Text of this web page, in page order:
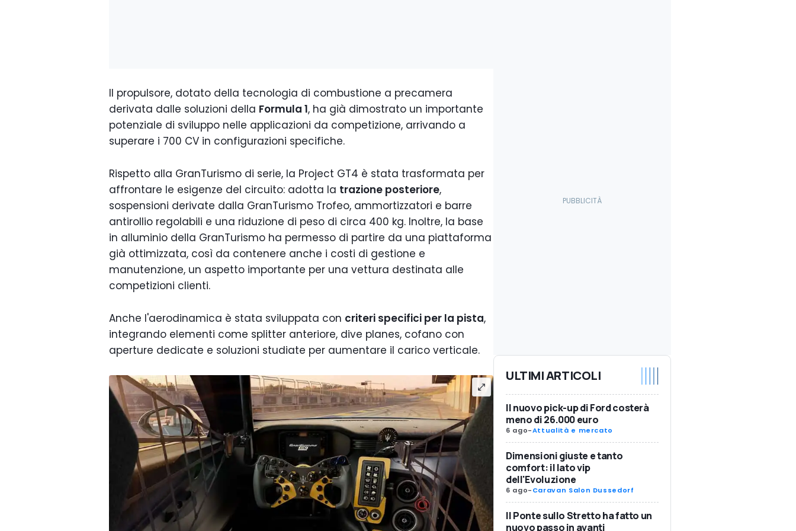
Il propulsore, dotato della tecnologia di combustione a precamera
derivata dalle soluzioni della Formula 1, ha già dimostrato un importante
potenziale di sviluppo nelle applicazioni da competizione, arrivando a
superare i 700 CV in configurazioni specifiche.
Rispetto alla GranTurismo di serie, la Project GT4 è stata trasformata per
affrontare le esigenze del circuito: adotta la trazione posteriore,
sospensioni derivate dalla GranTurismo Trofeo, ammortizzatori e barre
antirollio regolabili e una riduzione di peso di circa 400 kg. Inoltre, la base
in alluminio della GranTurismo ha permesso di partire da una piattaforma
già ottimizzata, così da contenere anche i costi di gestione e
manutenzione, un aspetto importante per una vettura destinata alle
competizioni clienti.
Anche l'aerodinamica è stata sviluppata con criteri specifici per la pista,
integrando elementi come splitter anteriore, dive planes, cofano con
aperture dedicate e soluzioni studiate per aumentare il carico verticale.
ULTIMI ARTICOLI
Il nuovo pick-up di Ford costerà
meno di 26.000 euro
6 ago-Attualità e mercato
Dimensioni giuste e tanto
comfort: il lato vip
dell'Evoluzione
6 ago-Caravan Salon Dussedorf
Il Ponte sullo Stretto ha fatto un
nuovo passo in avanti